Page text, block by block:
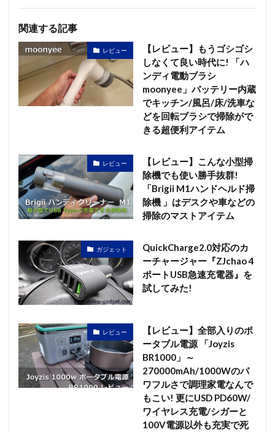
関連する記事
レビュー
【レビュー】もうゴシゴシ
しなくて良い時代に! 「ハ
ンディ電動ブラシ
moonyee」バッテリー内蔵
でキッチン/風呂/床/洗車な
どを回転ブラシで掃除がで
きる超便利アイテム
レビュー
【レビュー】こんな小型掃
除機でも使い勝手抜群!
「Brigii M1ハンドヘルド掃
除機 」はデスクや車などの
掃除のマストアイテム
ガジェット
QuickCharge2.0対応のカ
ーチャージャー『ZJchao 4
ポートUSB急速充電器』を
試してみた!
レビュー
【レビュー】全部入りのポ
ータブル電源 「Joyzis
BR1000」～
270000mAh/1000Wのパ
ワフルさで調理家電なんで
もこい! 更にUSD PD60W/
ワイヤレス充電/シガーと
100V電源以外も充実で死